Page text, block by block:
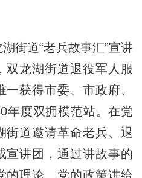
道“老兵故事汇”宣讲
双龙湖街道退役军人服
获得市委、市政府、
年度双拥模范站。在党
街道邀请革命老兵、退
宣讲团，通过讲故事的
的理论、党的政策讲给